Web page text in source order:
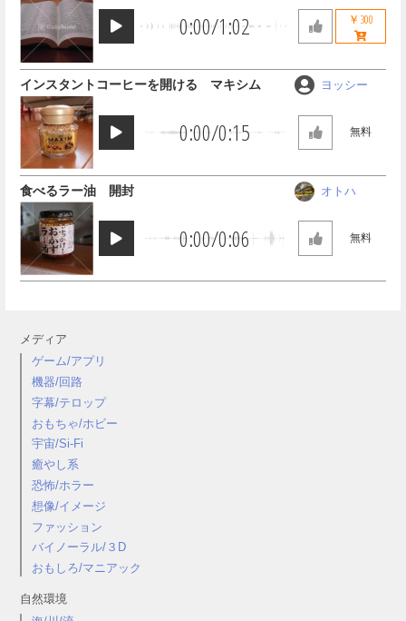
メディア
ゲーム/アプリ
機器/回路
字幕/テロップ
おもちゃ/ホビー
宇宙/Si-Fi
癒やし系
恐怖/ホラー
想像/イメージ
ファッション
バイノーラル/３D
おもしろ/マニアック
自然環境
0:00/1:02 ￥300
0:00/0:15
インスタントコーヒーを開ける マキシム ヨッシー
無料
0:00/0:06
食べるラー油 開封 オトハ
無料